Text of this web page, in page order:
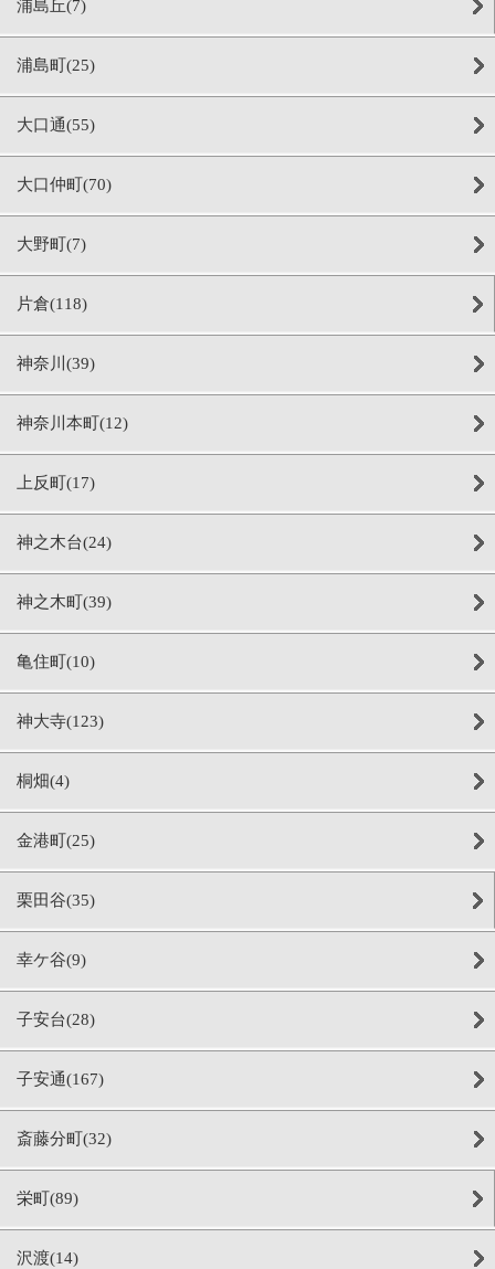
浦島丘(7)
浦島町(25)
大口通(55)
大口仲町(70)
大野町(7)
片倉(118)
神奈川(39)
神奈川本町(12)
上反町(17)
神之木台(24)
神之木町(39)
亀住町(10)
神大寺(123)
桐畑(4)
金港町(25)
栗田谷(35)
幸ケ谷(9)
子安台(28)
子安通(167)
斎藤分町(32)
栄町(89)
沢渡(14)